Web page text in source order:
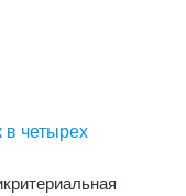
четырех